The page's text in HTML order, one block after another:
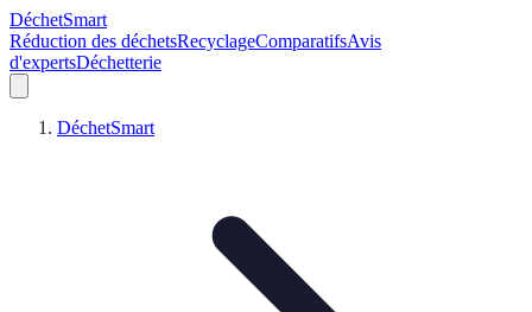
DéchetSmart
Réduction des déchetsRecyclageComparatifsAvis
d'expertsDéchetterie
DéchetSmart